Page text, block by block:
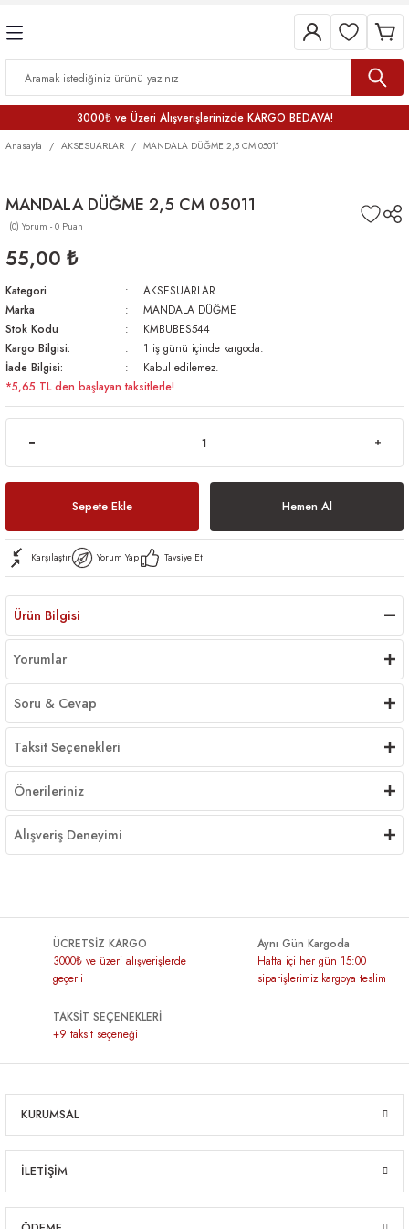
3000₺ ve Üzeri Alışverişlerinizde KARGO BEDAVA!
Anasayfa AKSESUARLAR MANDALA DÜĞME 2,5 CM 05011
MANDALA DÜĞME 2,5 CM 05011
(0) Yorum - 0 Puan
55,00 ₺
Kategori
AKSESUARLAR
Marka
MANDALA DÜĞME
Stok Kodu
KMBUBES544
Kargo Bilgisi:
1 iş günü içinde kargoda.
İade Bilgisi:
Kabul edilemez.
*5,65 TL den başlayan taksitlerle!
Sepete Ekle Hemen Al
Karşılaştır Yorum Yap Tavsiye Et
Ürün Bilgisi
Yorumlar
Soru & Cevap
Taksit Seçenekleri
Önerileriniz
Alışveriş Deneyimi
ÜCRETSİZ KARGO
3000₺ ve üzeri alışverişlerde
geçerli
Aynı Gün Kargoda
Hafta içi her gün 15:00
siparişlerimiz kargoya teslim
TAKSİT SEÇENEKLERİ
+9 taksit seçeneği
KURUMSAL
İLETİŞİM